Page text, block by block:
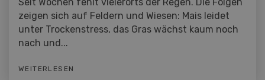
zeigen sich auf Feldern und Wiesen: Mais leidet
unter Trockenstress, das Gras wächst kaum noch
nach und...
WEITERLESEN